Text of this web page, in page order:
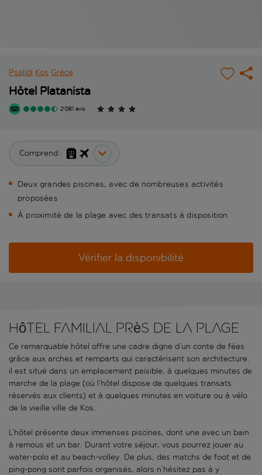
Psalidi Kos Grèce
Hôtel Platanista
2'081 avis
Comprend :
Deux grandes piscines, avec de nombreuses activités
proposées
À proximité de la plage avec des transats à disposition
Vérifier la disponibilité
Hôtel familial près de la plage
Ce remarquable hôtel offre une cadre digne d’un conte de fées
grâce aux arches et remparts qui caractérisent son architecture.
il est situé dans un emplacement paisible, à quelques minutes de
marche de la plage (où l’hôtel dispose de quelques transats
réservés aux clients) et à quelques minutes en voiture ou à vélo
de la vieille ville de Kos.
L’hôtel présente deux immenses piscines, dont une avec un bain
à remous et un bar. Durant votre séjour, vous pourrez jouer au
water-polo et au beach-volley. De plus, des matchs de foot et de
ping-pong sont parfois organisés, alors n’hésitez pas à y